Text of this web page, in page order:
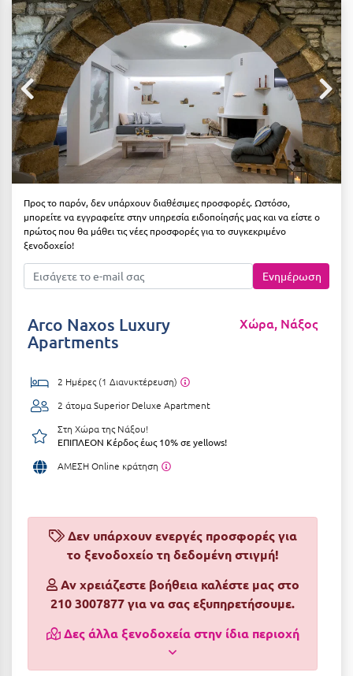
Αιδηψός
Αλεξανδρούπολη
Αλισσός Αχαΐας
Αλόννησος
Αμαλιάδα
Αμάρυνθος
Αμφίκλεια
Ανάβυσσος
Άνδρος
Αράχωβα
Αριδαία
Αρκαδία
Αρκίτσα
Αρχαία Ολυμπία
Αστυπάλαια
Αττική
ΤΎΠΟΣ ΔΙΑΤΡΟΦΉΣ
Διαμονή Μόνο
Πρωινό
Ημιδιατροφή
Ημιδιατροφή + Ποτά
Πλήρης Διατροφή
Ένα Γεύμα
Δύο Γεύματα + Ποτά
ΤΎΠΟΣ ΚΑΤΑΛΎΜΑΤΟΣ
Ξενοδοχεία 1 Αστέρι
Ξενοδοχεία 2 Αστέρων
Ξενοδοχεία 3 Αστέρων
Ξενοδοχεία 4 Αστέρων
Ξενοδοχεία 5 Αστέρων
Βίλες
Ενοικιαζόμενα Δωμάτια
Διαμερίσματα
Studios
Προς το παρόν, δεν υπάρχουν διαθέσιμες προσφορές. Ωστόσο,
μπορείτε να εγγραφείτε στην υπηρεσία ειδοποίησής μας και να είστε ο
πρώτος που θα μάθει τις νέες προσφορές για το συγκεκριμένο
ξενοδοχείο!
Ενημέρωση
Arco Naxos Luxury
Apartments
Χώρα, Νάξος
2 Ημέρες (1 Διανυκτέρευση)
2 άτομαSuperior Deluxe Apartment
Στη Χώρα της Νάξου!
ΕΠΙΠΛΕΟΝ Κέρδος έως 10% σε yellows!
ΑΜΕΣΗ Online κράτηση
Δεν υπάρχουν ενεργές προσφορές για
το ξενοδοχείο τη δεδομένη στιγμή!
Αν χρειάζεστε βοήθεια καλέστε μας στο
210 3007877 για να σας εξυπηρετήσουμε.
Δες άλλα ξενοδοχεία στην ίδια περιοχή